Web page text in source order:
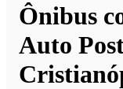
Ônibus
Auto